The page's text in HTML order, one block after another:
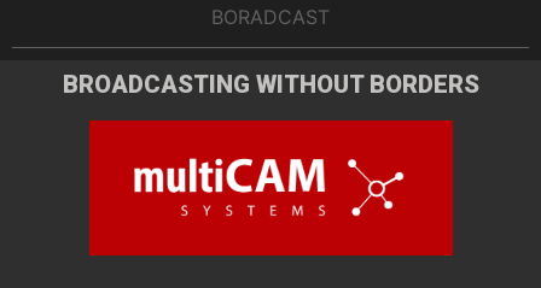
BORADCAST
BROADCASTING WITHOUT BORDERS